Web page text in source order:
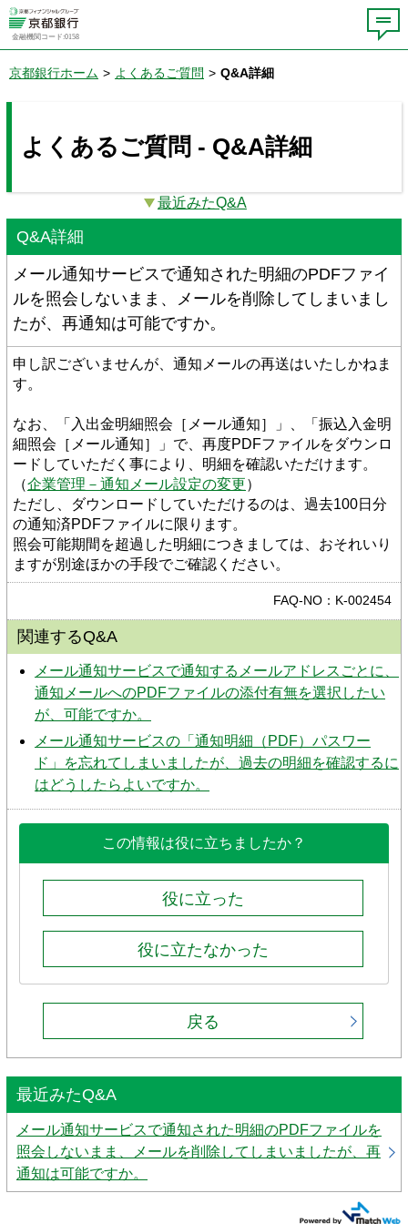
金融機関コード:0158
京都銀行ホーム > よくあるご質問 > Q&A詳細
よくあるご質問 - Q&A詳細
最近みたQ&A
Q&A詳細
メール通知サービスで通知された明細のPDFファイ
ルを照会しないまま、メールを削除してしまいまし
たが、再通知は可能ですか。
申し訳ございませんが、通知メールの再送はいたしかねま
す。
なお、「入出金明細照会［メール通知］」、「振込入金明
細照会［メール通知］」で、再度PDFファイルをダウンロ
ードしていただく事により、明細を確認いただけます。
（企業管理－通知メール設定の変更）
ただし、ダウンロードしていただけるのは、過去100日分
の通知済PDFファイルに限ります。
照会可能期間を超過した明細につきましては、おそれいり
ますが別途ほかの手段でご確認ください。
FAQ-NO：K-002454
関連するQ&A
メール通知サービスで通知するメールアドレスごとに、
通知メールへのPDFファイルの添付有無を選択したい
が、可能ですか。
メール通知サービスの「通知明細（PDF）パスワー
ド」を忘れてしまいましたが、過去の明細を確認するに
はどうしたらよいですか。
この情報は役に立ちましたか？
役に立った
役に立たなかった
戻る
最近みたQ&A
メール通知サービスで通知された明細のPDFファイルを
照会しないまま、メールを削除してしまいましたが、再
通知は可能ですか。